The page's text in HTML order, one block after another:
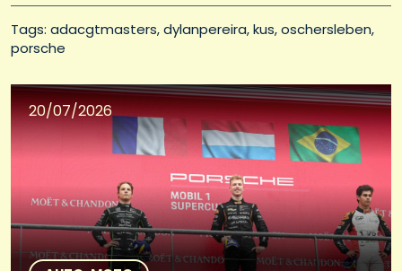
Tags: adacgtmasters dylanpereira kus oschersleben
porsche
20/07/2026